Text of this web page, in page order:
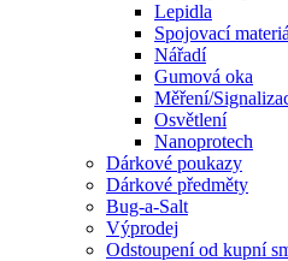
Lepidla
Spojovací
Nářadí
Gumová oka
Měření/
Osvětlení
Nanoprotech
Dárkové poukazy
Dárkové předměty
Bug-a-Salt
Výprodej
Odstoupení od kupní